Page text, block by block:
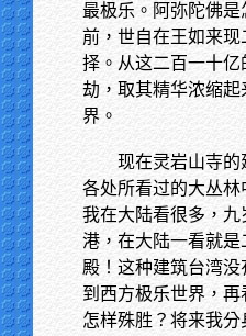
最极乐。阿弥陀佛
前，世自在王如来
择。从这二百一十
劫，取其精华浓缩
界。
现在灵岩山寺
各处所看过的大丛林
我在大陆看很多，
港，在大陆一看就
殿！这种建筑台湾
到西方极乐世界，
怎样殊胜？将来我